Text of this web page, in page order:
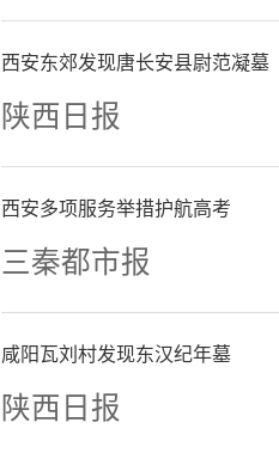
西安东郊发现唐长安县尉范凝墓
陕西日报
西安多项服务举措护航高考
三秦都市报
咸阳瓦刘村发现东汉纪年墓
陕西日报